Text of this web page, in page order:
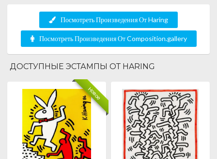
Посмотреть Произведения От Haring
Посмотреть Произведения От Composition.gallery
ДОСТУПНЫЕ ЭСТАМПЫ ОТ HARING
Новое